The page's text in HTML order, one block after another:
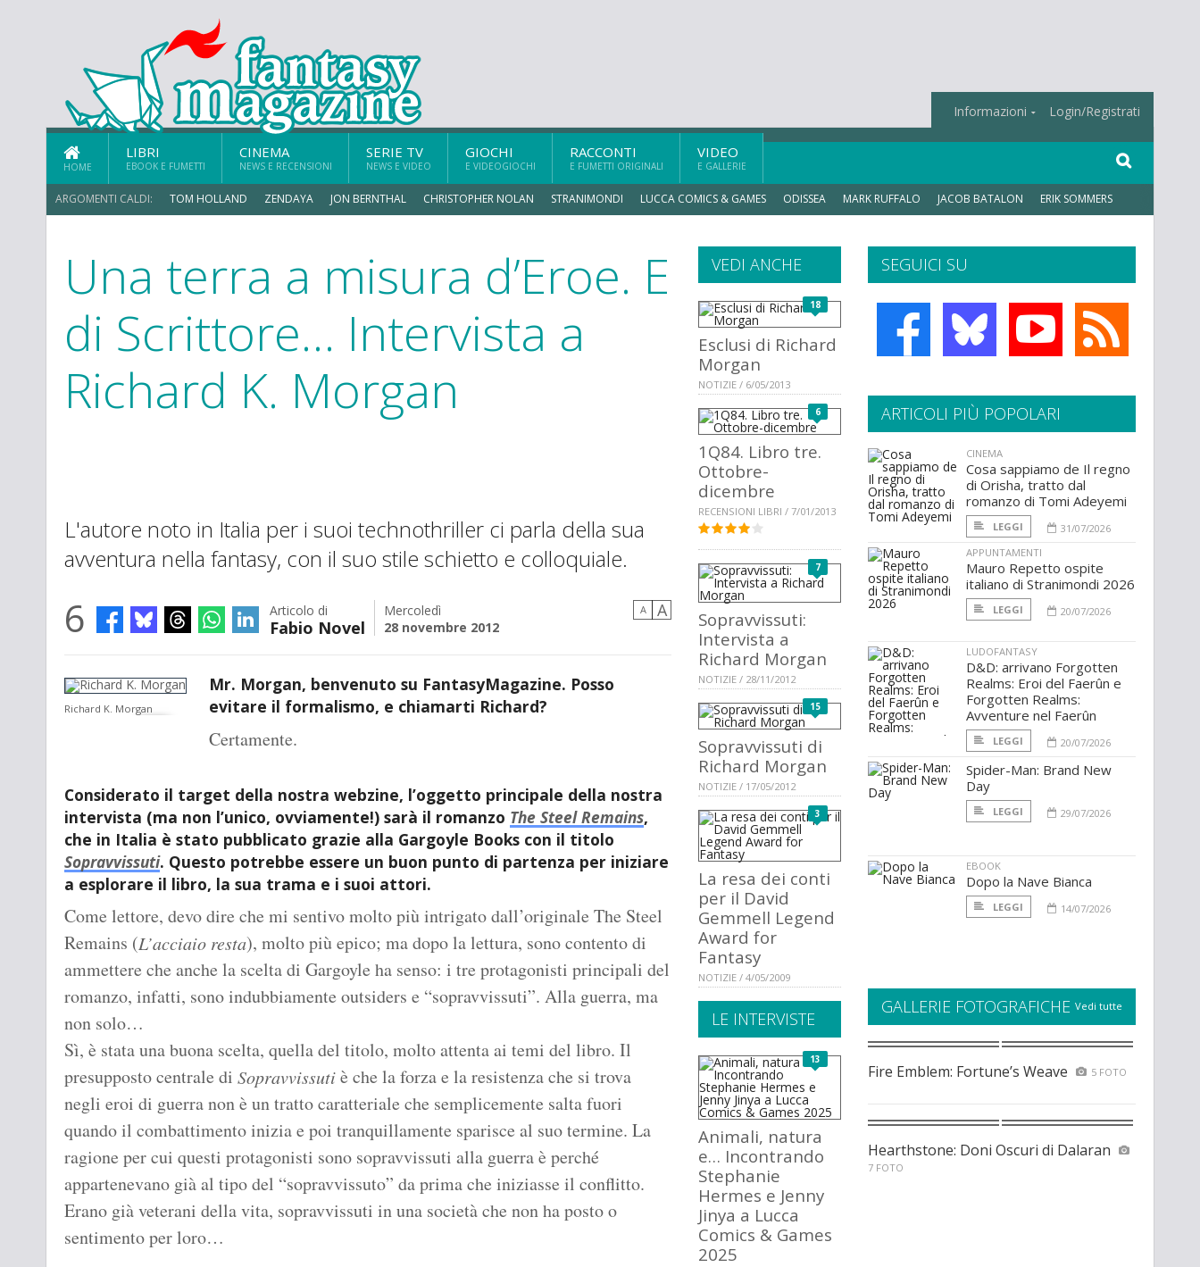
Informazioni Login/Registrati
HOME
LIBRI
EBOOK E FUMETTI
CINEMA
NEWS E RECENSIONI
SERIE TV
NEWS E VIDEO
GIOCHI
E VIDEOGIOCHI
RACCONTI
E FUMETTI ORIGINALI
VIDEO
E GALLERIE
ARGOMENTI CALDI: TOM HOLLAND ZENDAYA JON BERNTHAL CHRISTOPHER NOLAN STRANIMONDI LUCCA COMICS & GAMES ODISSEA MARK RUFFALO JACOB BATALON ERIK SOMMERS
Una terra a misura d’Eroe. E
di Scrittore… Intervista a
Richard K. Morgan
L'autore noto in Italia per i suoi technothriller ci parla della sua
avventura nella fantasy, con il suo stile schietto e colloquiale.
6 Articolo di
Fabio Novel
Mercoledì
28 novembre 2012
A A
Richard K. Morgan
Mr. Morgan, benvenuto su FantasyMagazine. Posso
evitare il formalismo, e chiamarti Richard?
Certamente.
Considerato il target della nostra webzine, l’oggetto principale della nostra
intervista (ma non l’unico, ovviamente!) sarà il romanzo The Steel Remains,
che in Italia è stato pubblicato grazie alla Gargoyle Books con il titolo
Sopravvissuti. Questo potrebbe essere un buon punto di partenza per iniziare
a esplorare il libro, la sua trama e i suoi attori.
Come lettore, devo dire che mi sentivo molto più intrigato dall’originale The Steel
Remains (L’acciaio resta), molto più epico; ma dopo la lettura, sono contento di
ammettere che anche la scelta di Gargoyle ha senso: i tre protagonisti principali del
romanzo, infatti, sono indubbiamente outsiders e “sopravvissuti”. Alla guerra, ma
non solo…
Sì, è stata una buona scelta, quella del titolo, molto attenta ai temi del libro. Il
presupposto centrale di Sopravvissutiè che la forza e la resistenza che si trova
negli eroi di guerra non è un tratto caratteriale che semplicemente salta fuori
quando il combattimento inizia e poi tranquillamente sparisce al suo termine. La
ragione per cui questi protagonisti sono sopravvissuti alla guerra è perché
appartenevano già al tipo del “sopravvissuto” da prima che iniziasse il conflitto.
Erano già veterani della vita, sopravvissuti in una società che non ha posto o
sentimento per loro…
SEGUICI SU
VEDI ANCHE
18
Esclusi di Richard
Morgan
NOTIZIE / 6/05/2013
6
1Q84. Libro tre.
Ottobre-
dicembre
RECENSIONI LIBRI / 7/01/2013
7
Sopravvissuti:
Intervista a
Richard Morgan
NOTIZIE / 28/11/2012
15
Sopravvissuti di
Richard Morgan
NOTIZIE / 17/05/2012
3
La resa dei conti
per il David
Gemmell Legend
Award for
Fantasy
NOTIZIE / 4/05/2009
LE INTERVISTE
13
Animali, natura
e… Incontrando
Stephanie
Hermes e Jenny
Jinya a Lucca
Comics & Games
2025
ARTICOLI PIÙ POPOLARI
CINEMA
Cosa sappiamo de Il regno
di Orisha, tratto dal
romanzo di Tomi Adeyemi
LEGGI
31/07/2026
APPUNTAMENTI
Mauro Repetto ospite
italiano di Stranimondi 2026
LEGGI 20/07/2026
LUDOFANTASY
D&D: arrivano Forgotten
Realms: Eroi del Faerûn e
Forgotten Realms:
Avventure nel Faerûn
LEGGI 20/07/2026
Spider-Man: Brand New
Day
LEGGI 29/07/2026
EBOOK
Dopo la Nave Bianca
LEGGI 14/07/2026
GALLERIE FOTOGRAFICHE Vedi tutte
Fire Emblem: Fortune’s Weave 5 FOTO
Hearthstone: Doni Oscuri di Dalaran
7 FOTO